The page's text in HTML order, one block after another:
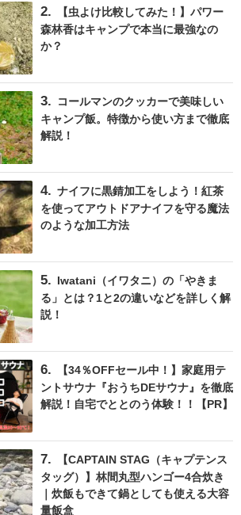
【虫よけ比較してみた！】パワー
森林香はキャンプで本当に最強なの
か？
コールマンのクッカーで美味しい
キャンプ飯。特徴から使い方まで徹底
解説！
ナイフに黒錆加工をしよう！紅茶
を使ってアウトドアナイフを守る魔法
のような加工方法
Iwatani（イワタニ）の「やきま
る」とは？1と2の違いなどを詳しく解
説！
【34％OFFセール中！】家庭用テ
ントサウナ『おうちDEサウナ』を徹底
解説！自宅でととのう体験！！【PR】
【CAPTAIN STAG（キャプテンス
タッグ）】林間丸型ハンゴー4合炊き
｜炊飯もできて鍋としても使える大容
量飯盒